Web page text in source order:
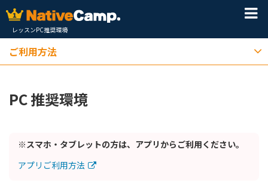
レッスンPC推奨環境
ご利用方法
PC 推奨環境
※スマホ・タブレットの方は、アプリからご利用ください。
アプリご利用方法